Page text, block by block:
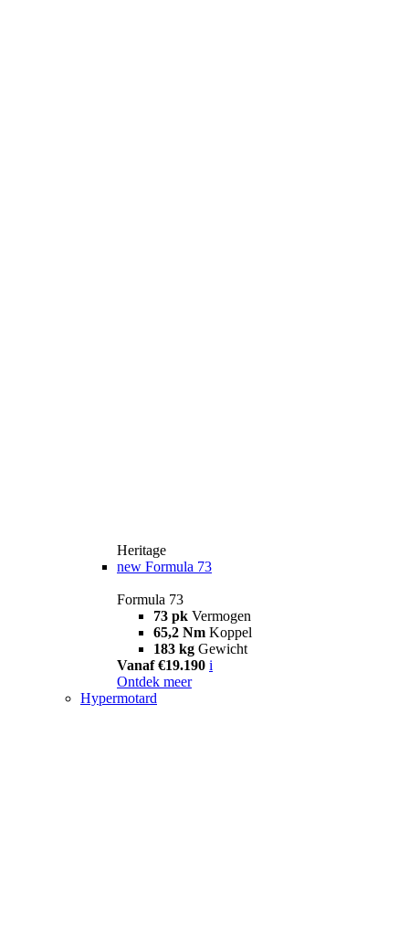
Heritage
new Formula 73
Formula 73
73 pk Vermogen
65,2 Nm Koppel
183 kg Gewicht
Vanaf €19.190 i
Ontdek meer
Hypermotard